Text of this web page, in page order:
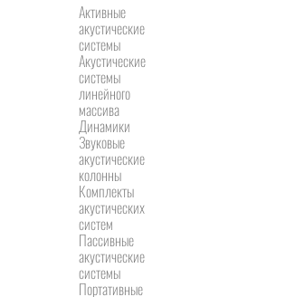
Активные
акустические
системы
Акустические
системы
линейного
массива
Динамики
Звуковые
акустические
колонны
Комплекты
акустических
систем
Пассивные
акустические
системы
Портативные